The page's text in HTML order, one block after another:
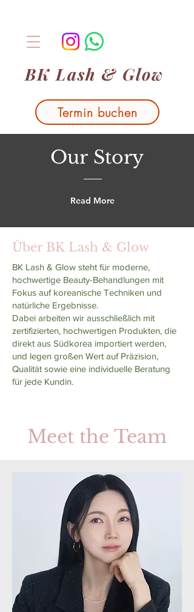
BK Lash & Glow
Termin buchen
Our Story
Read More
Über BK Lash & Glow
BK Lash & Glow steht für moderne,
hochwertige Beauty-Behandlungen mit
Fokus auf koreanische Techniken und
natürliche Ergebnisse.
Dabei arbeiten wir ausschließlich mit
zertifizierten, hochwertigen Produkten, die
direkt aus Südkorea importiert werden,
und legen großen Wert auf Präzision,
Qualität sowie eine individuelle Beratung
für jede Kundin.
Meet the Team